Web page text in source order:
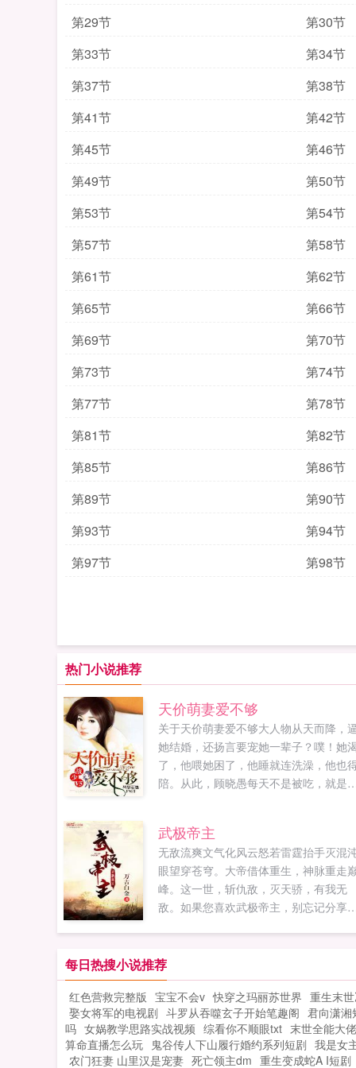
第29节
第30节
第33节
第34节
第37节
第38节
第41节
第42节
第45节
第46节
第49节
第50节
第53节
第54节
第57节
第58节
第61节
第62节
第65节
第66节
第69节
第70节
第73节
第74节
第77节
第78节
第81节
第82节
第85节
第86节
第89节
第90节
第93节
第94节
第97节
第98节
热门小说推荐
天价萌妻爱不够
关于天价萌妻爱不够大人物从天而降，
她结婚，还扬言要宠她一辈子？噗！她
了，他喂她困了，他睡就连洗澡，他也
陪。从此，顾晓愚每天不是被吃，就是
人微微一跺脚，千人军团来报道，夫人
首长又饿了。...
武极帝主
无敌流爽文气化风云怒若雷霆抬手灭混
眼望穿苍穹。大帝借体重生，神脉重走
峰。这一世，斩仇敌，灭天骄，有我无
敌。如果您喜欢武极帝主，别忘记分享
每日热搜小说推荐
红色营救完整版 宝宝不会v 快穿之玛丽苏世界 重生末
娶女将军的电视剧 斗罗从吞噬玄子开始笔趣阁 君向潇湘
吗 女娲教学思路实战视频 综看你不顺眼txt 末世全能大
算命直播怎么玩 鬼谷传人下山履行婚约系列短剧 我是女
农门狂妻 山里汉是宠妻 死亡领主dm 重生变成蛇A I短剧